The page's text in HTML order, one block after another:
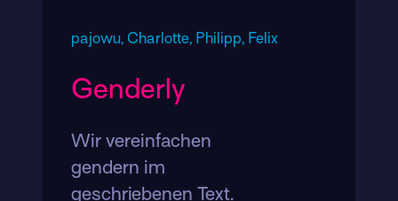
pajowu, Charlotte, Philipp, Felix
Genderly
Wir vereinfachen
gendern im
geschriebenen Text.